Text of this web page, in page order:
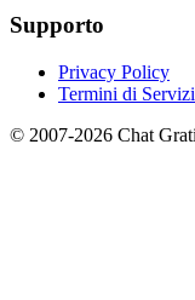
Supporto
Privacy Policy
Termini di
© 2007-2026 Chat